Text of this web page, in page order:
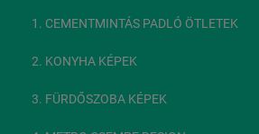
CEMENTMINTÁS PADLÓ ÖTLETEK
KONYHA KÉPEK
FÜRDŐSZOBA KÉPEK